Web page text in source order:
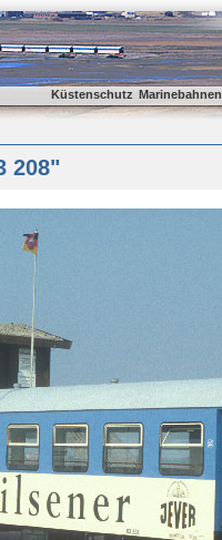
Küstenschutz Marinebahnen
208"